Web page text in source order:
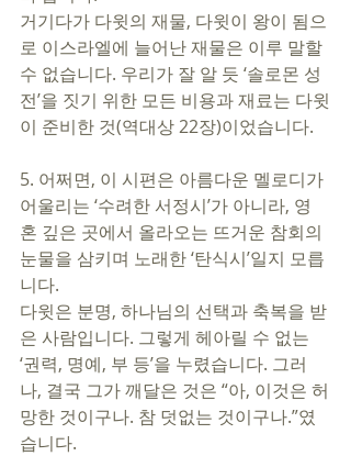
거기다가 다윗의 재물, 다윗이 왕이 됨으
로 이스라엘에 늘어난 재물은 이루 말할
수 없습니다. 우리가 잘 알 듯 ‘솔로몬 성
전’을 짓기 위한 모든 비용과 재료는 다윗
이 준비한 것(역대상 22장)이었습니다.
5. 어쩌면, 이 시편은 아름다운 멜로디가
어울리는 ‘수려한 서정시’가 아니라, 영
혼 깊은 곳에서 올라오는 뜨거운 참회의
눈물을 삼키며 노래한 ‘탄식시’일지 모릅
니다.
다윗은 분명, 하나님의 선택과 축복을 받
은 사람입니다. 그렇게 헤아릴 수 없는
‘권력, 명예, 부 등’을 누렸습니다. 그러
나, 결국 그가 깨달은 것은 “아, 이것은 허
망한 것이구나. 참 덧없는 것이구나.”였
습니다.